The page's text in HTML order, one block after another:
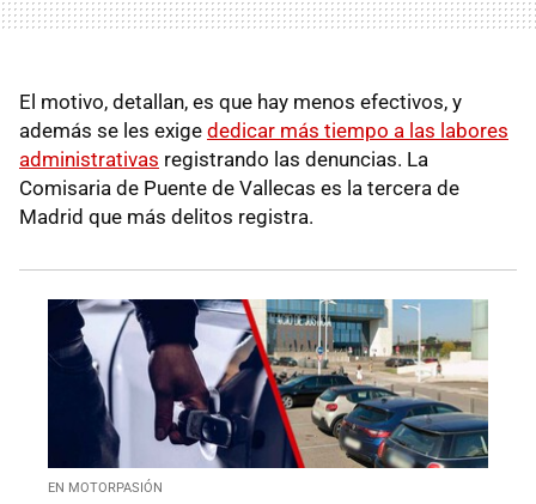
El motivo, detallan, es que hay menos efectivos, y
además se les exige dedicar más tiempo a las labores
administrativas registrando las denuncias. La
Comisaria de Puente de Vallecas es la tercera de
Madrid que más delitos registra.
EN MOTORPASIÓN